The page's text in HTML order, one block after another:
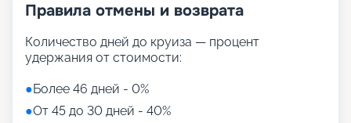
Правила отмены и возврата
Количество дней до круиза — процент
удержания от стоимости:
●Более 46 дней - 0%
●От 45 до 30 дней - 40%